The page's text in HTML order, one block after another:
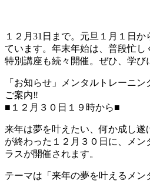
１２月31日まで。元旦１月１日
ています。年末年始は、普段忙
特別講座も続々開催。ぜひ、学び
「お知らせ」メンタルトレーニ
ご案内‼️
■１２月３０日１９時から■
来年は夢を叶えたい、何か成し遂
が終わった１２月３０日に、メン
ラスが開催されます。
テーマは「来年の夢を叶えるメン